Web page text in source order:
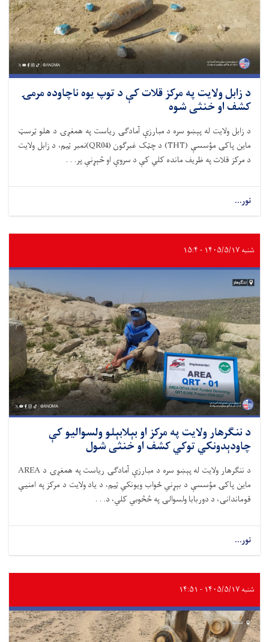
د زابل ولایت په مرکز قلات کې د توپ یوه ناچاوده مرمۍ
کشف او خنثی شوه
د زابل ولایت له پېښو سره د مبارزې آمادګۍ ریاست په همغږۍ د هلو ټرسټ
ماین پاکۍ مؤسسې (THT) د چټک غبرګون (QR04)نمبر ټیم، د زابل ولایت
د مرکز قلات په ظریف مانده کلي کې د سروې او څېړنې پر. . .
نور...
شنبه ۱۴۰۵/۵/۱۷ - ۱۵:۴
د ننګرهار ولایت په مرکز او بېلابېلو ولسوالیو کې
چاودېدونکي توکي کشف او خنثی شول
د ننګرهار ولایت له پېښو سره د مبارزې آمادګۍ ریاست په همغږۍ د AREA
ماین پاکۍ مؤسسې د بېړني ځواب ویونکي ټیم، د یاد ولایت د مرکز په امنیې
قوماندانۍ، د دوربابا ولسوالۍ په څڅوبي کلي، د. . .
نور...
شنبه ۱۴۰۵/۵/۱۷ - ۱۴:۵۱